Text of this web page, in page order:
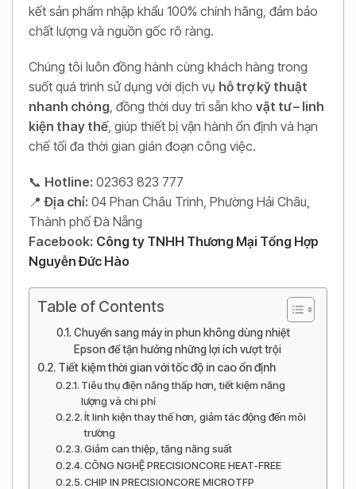
kết sản phẩm nhập khẩu 100% chính hãng, đảm bảo
chất lượng và nguồn gốc rõ ràng.
Chúng tôi luôn đồng hành cùng khách hàng trong
suốt quá trình sử dụng với dịch vụ hỗ trợ kỹ thuật
nhanh chóng , đồng thời duy trì sẵn kho vật tư – linh
kiện thay thế, giúp thiết bị vận hành ổn định và hạn
chế tối đa thời gian gián đoạn công việc.
📞 Hotline: 02363 823 777
📍Địa chỉ: 04 Phan Châu Trinh, Phường Hải Châu,
Thành phố Đà Nẵng
Facebook: Công ty TNHH Thương Mại Tổng Hợp
Nguyễn Đức Hào
Table of Contents
Chuyển sang máy in phun không dùng nhiệt
Epson để tận hưởng những lợi ích vượt trội
Tiết kiệm thời gian với tốc độ in cao ổn định
Tiêu thụ điện năng thấp hơn, tiết kiệm năng
lượng và chi phí
Ít linh kiện thay thế hơn, giảm tác động đến môi
trường
Giảm can thiệp, tăng năng suất
CÔNG NGHỆ PRECISIONCORE HEAT-FREE
CHIP IN PRECISIONCORE MICROTFP